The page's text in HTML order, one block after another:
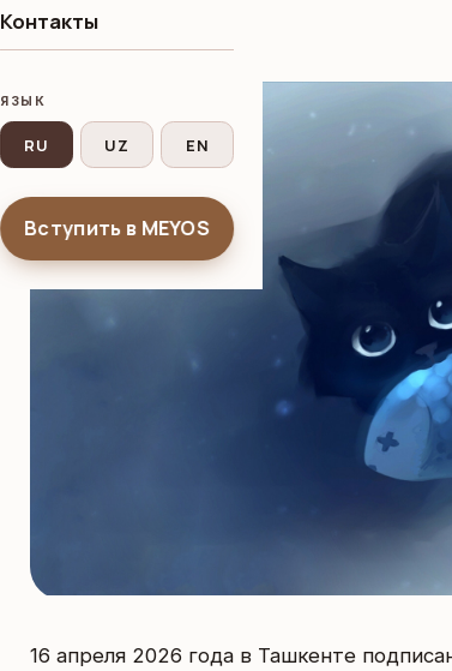
Контакты
ЯЗЫК
RU UZ EN
Вступить в MEYOS
16.04.2026
16 апреля 2026 года в Ташкенте